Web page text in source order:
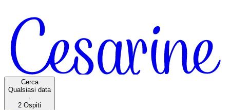
Cerca
Qualsiasi data
·
2 Ospiti